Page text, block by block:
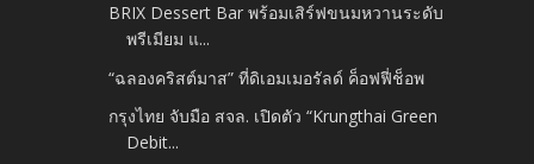
BRIX Dessert Bar พร้อมเสิร์ฟขนมหวานระดับ
พรีเมียม แ...
“ฉลองคริสต์มาส” ที่ดิเอมเมอรัลด์ ค็อฟฟี่ช็อพ
กรุงไทย จับมือ สจล. เปิดตัว “Krungthai Green
Debit...